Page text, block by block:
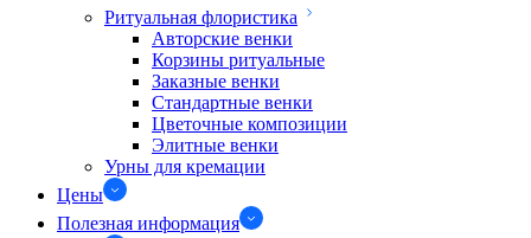
Ритуальная флористика
Авторские венки
Корзины ритуальные
Заказные венки
Стандартные венки
Цветочные композиции
Элитные венки
Урны для кремации
Цены
Полезная информация